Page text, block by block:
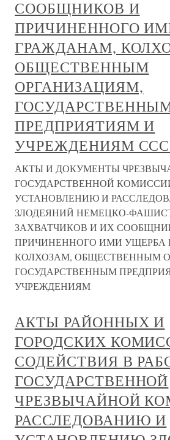
СООБЩНИКОВ И
ПРИЧИНЕННОГО
ГРАЖДАНАМ,
ОБЩЕСТВЕННЫМ
ОРГАНИЗАЦИЯМ,
ПРЕДПРИЯТИЯМ И
УЧРЕЖДЕНИЯМ
АКТЫ И ДОКУМЕНТЫ
ГОСУДАРСТВЕННОЙ
УСТАНОВЛЕНИЮ И
ЗЛОДЕЯНИЙ НЕМЕЦКО-
ЗАХВАТЧИКОВ И ИХ
ПРИЧИНЕННОГО ИМИ УЩЕРБА
КОЛХОЗАМ, ОБЩЕСТВЕННЫМ
ГОСУДАРСТВЕННЫМ
УЧРЕЖДЕНИЯМ
АКТЫ РАЙОННЫХ И
ГОРОДСКИХ
СОДЕЙСТВИЯ В
ГОСУДАРСТВЕННОЙ
ЧРЕЗВЫЧАЙНОЙ
РАССЛЕДОВАНИЮ И